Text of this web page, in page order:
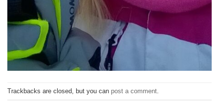
Trackbacks are closed, but you can post a comment